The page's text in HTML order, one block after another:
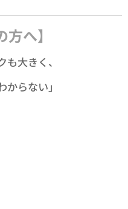
へ】
大きく、
からない」